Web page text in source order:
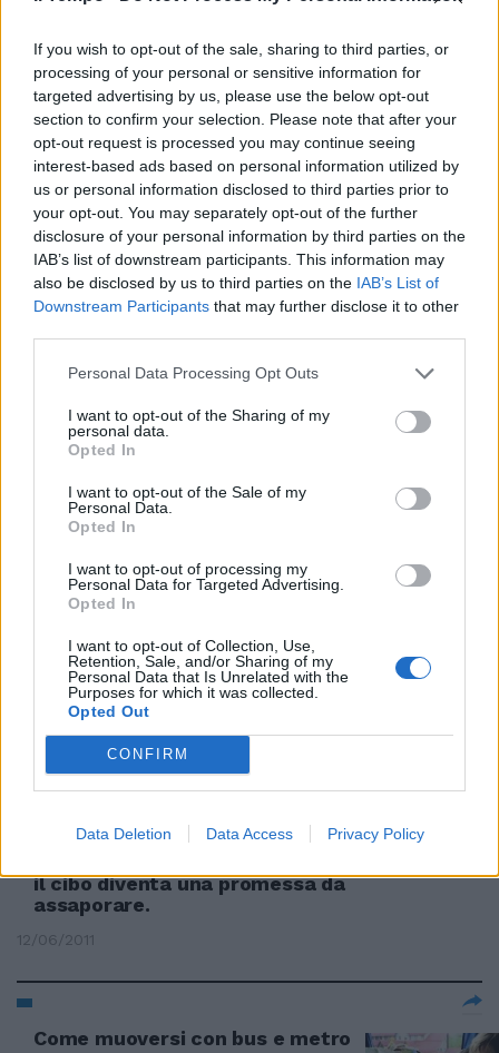
If you wish to opt-out of the sale, sharing to third parties, or
processing of your personal or sensitive information for
targeted advertising by us, please use the below opt-out
section to confirm your selection. Please note that after your
opt-out request is processed you may continue seeing
interest-based ads based on personal information utilized by
us or personal information disclosed to third parties prior to
your opt-out. You may separately opt-out of the further
disclosure of your personal information by third parties on the
IAB’s list of downstream participants. This information may
also be disclosed by us to third parties on the IAB’s List of
Downstream Participants that may further disclose it to other
Personal Data Processing Opt Outs
I want to opt-out of the Sharing of my
personal data.
Opted In
I want to opt-out of the Sale of my
Personal Data.
Opted In
I want to opt-out of processing my
Personal Data for Targeted Advertising.
Opted In
I want to opt-out of Collection, Use,
Retention, Sale, and/or Sharing of my
Personal Data that Is Unrelated with the
Purposes for which it was collected.
Opted Out
CONFIRM
Data Deletion Data Access Privacy Policy
per i carabinieri di Frascati
hanno arrestato un 17enne
romeno per rapina impropria.
10/07/2011
Un mercoledì di fuoco per Bossi.
30/06/2011
settimana di fuoco del Cav
30/06/2011
"Un passo indietro" Pressing su
Letta
19/06/2011
Il Comune fa guerra al fuoco
19/06/2011
Le storie migliori, si sa, si
raccontano in cucina, mentre le
pentole si arroventano sul
il cibo diventa una promessa da
assaporare.
12/06/2011
Come muoversi con bus e metro